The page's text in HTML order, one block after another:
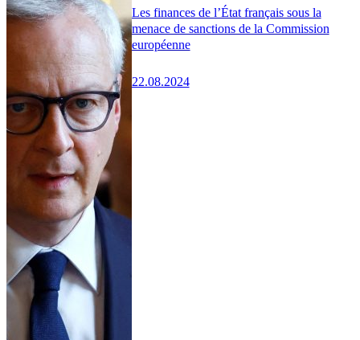
Les finances de l’État français sous la
menace de sanctions de la Commission
européenne
22.08.2024